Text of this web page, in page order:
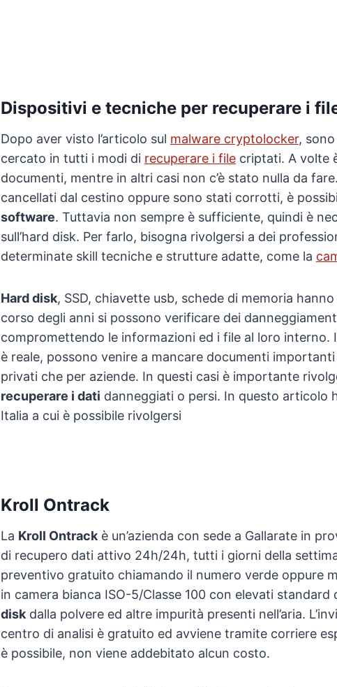
Dispositivi e tecniche per recuperare i
Dopo aver visto l’articolo sul malware cryptolocker,
cercato in tutti i modi di recuperare i filecriptati. A volte
documenti, mentre in altri casi non c’è stato nulla da
cancellati dal cestino oppure sono stati corrotti, è
software. Tuttavia non sempre è sufficiente, quindi è
sull’hard disk. Per farlo, bisogna rivolgersi a dei
determinate skill tecniche e strutture adatte, come la
Hard disk, SSD, chiavette usb, schede di memoria
corso degli anni si possono verificare dei
compromettendo le informazioni ed i file al loro interno.
è reale, possono venire a mancare documenti
privati che per aziende. In questi casi è importante
recuperare i dati danneggiati o persi. In questo articolo
Italia a cui è possibile rivolgersi
Kroll Ontrack
La Kroll Ontrackè un’azienda con sede a Gallarate in
di recupero dati attivo 24h/24h, tutti i giorni della
preventivo gratuito chiamando il numero verde oppure
in camera bianca ISO-5/Classe 100 con elevati standard
diskdalla polvere ed altre impurità presenti nell’aria.
centro di analisi è gratuito ed avviene tramite corriere
è possibile, non viene addebitato alcun costo.